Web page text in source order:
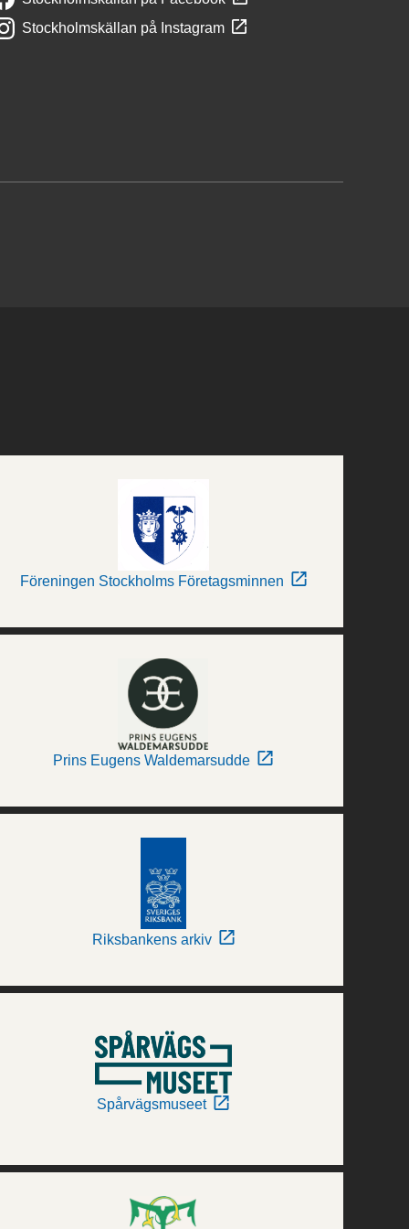
Stockholmskällan på Instagram
Föreningen Stockholms Företagsminnen
Prins Eugens Waldemarsudde
Riksbankens arkiv
Spårvägsmuseet